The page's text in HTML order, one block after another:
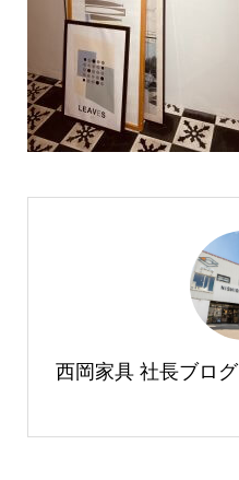
西岡家具 社長ブログ